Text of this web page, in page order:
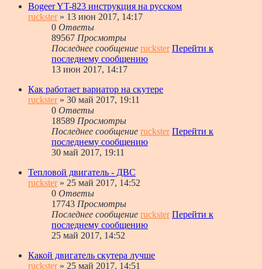
Bogeer YT-823 инструкция на русском
ruckster» 13 июн 2017, 14:17
0 Ответы
89567 Просмотры
Последнее сообщение ruckster Перейти к
последнему сообщению
13 июн 2017, 14:17
Как работает вариатор на скутере
ruckster» 30 май 2017, 19:11
0 Ответы
18589 Просмотры
Последнее сообщение ruckster Перейти к
последнему сообщению
30 май 2017, 19:11
Тепловой двигатель - ДВС
ruckster» 25 май 2017, 14:52
0 Ответы
17743 Просмотры
Последнее сообщение ruckster Перейти к
последнему сообщению
25 май 2017, 14:52
Какой двигатель скутера лучше
ruckster» 25 май 2017, 14:51